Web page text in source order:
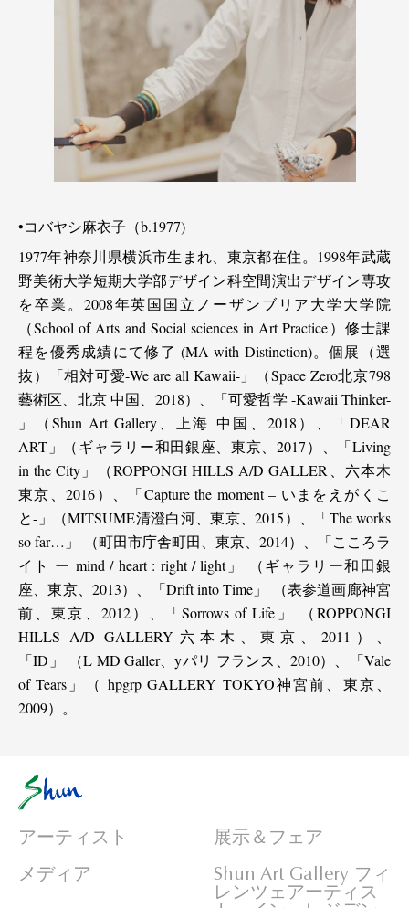
•コバヤシ麻衣子（b.1977)
1977年神奈川県横浜市生まれ、東京都在住。1998年武蔵
野美術大学短期大学部デザイン科空間演出デザイン専攻
を卒業。2008年英国国立ノーザンブリア大学大学院
（School of Arts and Social sciences in Art Practice）修士課
程を優秀成績にて修了 (MA with Distinction)。個展（選
抜）「相対可愛-We are all Kawaii-」（Space Zero北京798
藝術区、北京 中国、2018）、「可愛哲学 -Kawaii Thinker-
」（Shun Art Gallery、上海 中国、2018）、「DEAR
ART」（ギャラリー和田銀座、東京、2017）、「Living
in the City」（ROPPONGI HILLS A/D GALLER、六本木
東京、2016）、「Capture the moment – いまをえがくこ
と-」（MITSUME清澄白河、東京、2015）、「The works
so far…」 （町田市庁舎町田、東京、2014）、「こころラ
イト ー mind / heart : right / light」 （ギャラリー和田銀
座、東京、2013）、「Drift into Time」 （表参道画廊神宮
前、東京、2012）、「Sorrows of Life」 （ROPPONGI
HILLS A/D GALLERY六本木、東京、2011）、
「ID」 （L MD Galler、yパリ フランス、2010）、「Vale
of Tears」（ hpgrp GALLERY TOKYO神宮前、東京、
2009）。
アーティスト
展示＆フェア
メディア
Shun Art Gallery フィ
レンツェアーティス